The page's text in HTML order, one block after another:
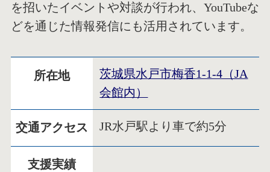
を招いたイベントや対談が行われ、YouTubeな
どを通じた情報発信にも活用されています。
所在地
茨城県水戸市梅香1-1-4（JA
会館内）
交通アクセス JR水戸駅より車で約5分
支援実績